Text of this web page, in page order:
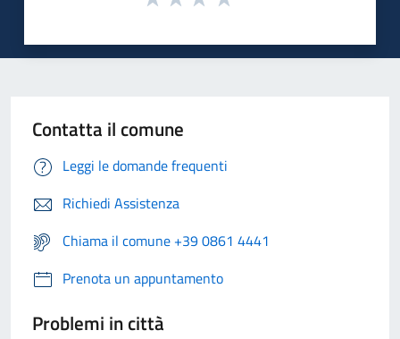
Contatta il comune
Leggi le domande frequenti
Richiedi Assistenza
Chiama il comune +39 0861 4441
Prenota un appuntamento
Problemi in città